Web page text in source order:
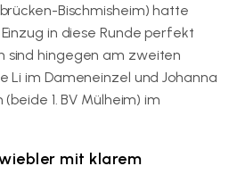
Bischmisheim) hatte
in diese Runde perfekt
sind hingegen am zweiten
Li im Dameneinzel und Johanna
1. BV Mülheim) im
mit klarem